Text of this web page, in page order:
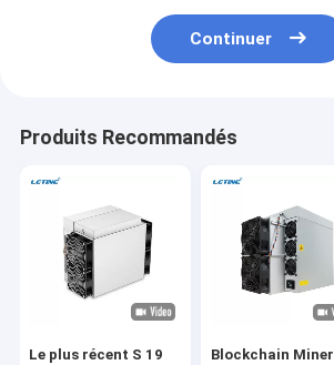
Continuer
Produits Recommandés
Le plus récent S 19
Blockchain Miner